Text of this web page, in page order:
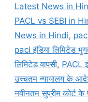
Latest News in
PACL vs SEBI in
News in Hindi,
pacl इंडिया लिमिटेड
लिमिटेड वापसी, PACL
उच्चतम न्यायालय के
नवीनतम सुप्रीम कोर्ट